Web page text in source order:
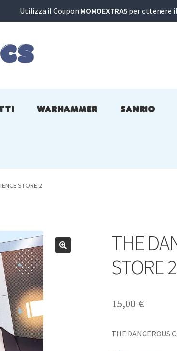
Utilizza il Coupon MOMOEXTRA5 per ottenere
WARHAMMER SANRIO
STORE 2
THE
STORE 2
15,00 €
THE DANGEROUS